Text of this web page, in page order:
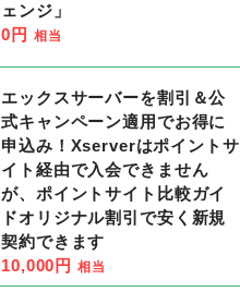
ェンジ」
0円 相当
エックスサーバーを割引＆公
式キャンペーン適用でお得に
申込み！Xserverはポイントサ
イト経由で入会できません
が、ポイントサイト比較ガイ
ドオリジナル割引で安く新規
契約できます
10,000円 相当